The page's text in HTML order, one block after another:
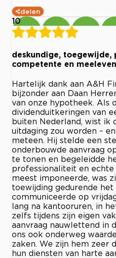
delen
10
deskundige, toegewijde,
competente en
Hartelijk dank aan A&H
bijzonder aan Daan
van onze hypotheek. Als
dividenduitkeringen van
buiten Nederland, wist ik
uitdaging zou worden –
meteen. Hij stelde een
onderbouwde aanvraag
te tonen en begeleidde
professionaliteit en
meest imponeerde, was
toewijding gedurende
communiceerde op
lang na kantooruren, in
zelfs tijdens zijn eigen
aanvraag nauwlettend in
ons ook onderweg
zaken. We zijn hem zeer
hun diensten van harte